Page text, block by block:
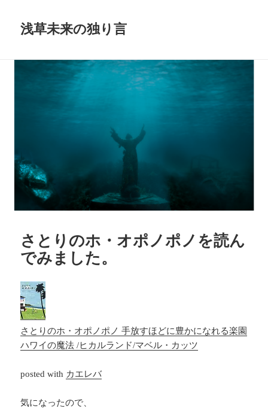
浅草未来の独り言
さとりのホ・オポノポノを読ん
でみました。
さとりのホ・オポノポノ 手放すほどに豊かになれる楽園
ハワイの魔法 /ヒカルランド/マベル・カッツ
posted with カエレバ
気になったので、